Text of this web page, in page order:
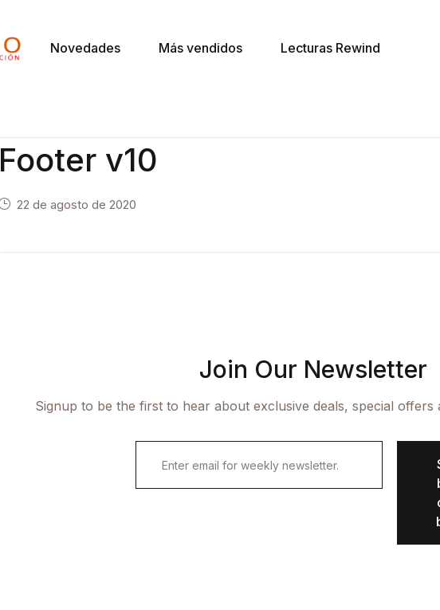
Novedades Más vendidos Lecturas Rewind
Footer v10
22 de agosto de 2020
Join Our Newsletter
Signup to be the first to hear about exclusive deals, special offers